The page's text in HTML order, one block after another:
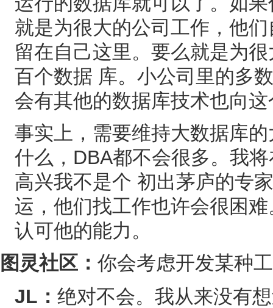
就是为很大的公司工作，他
留在自己这里。要么就是为
百个数据 库。小公司里的多
会有其他的数据库技术也向
事实上，需要维持大数据库
什么，DBA都不会很多。我
高兴我不是个 初出茅庐的专
运，他们找工作也许会很困
认可他的能力。
图灵社区： 你会考虑开发某种
JL： 绝对不会。我从来没有